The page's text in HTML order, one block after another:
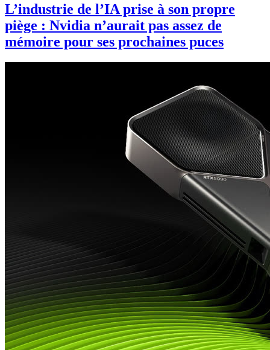
L’industrie de l’IA prise à son propre
piège : Nvidia n’aurait pas assez de
mémoire pour ses prochaines puces